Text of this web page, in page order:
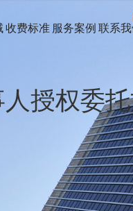
收费标准 服务案例 联系
授权委